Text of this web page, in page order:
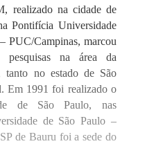
realizado na cidade de
Pontifícia Universidade
PUC/Campinas, marcou
na área da
tanto no estado de São
Em 1991 foi realizado o
de São Paulo, nas
de São Paulo –
de Bauru foi a sede do